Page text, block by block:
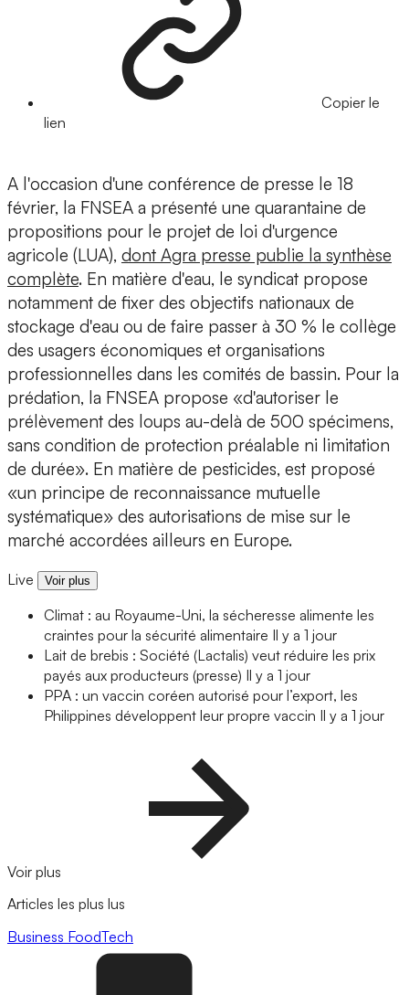
Copier le
lien
A l'occasion d'une conférence de presse le 18
février, la FNSEA a présenté une quarantaine de
propositions pour le projet de loi d'urgence
agricole (LUA), dont Agra presse publie la synthèse
complète. En matière d'eau, le syndicat propose
notamment de fixer des objectifs nationaux de
stockage d'eau ou de faire passer à 30 % le collège
des usagers économiques et organisations
professionnelles dans les comités de bassin. Pour la
prédation, la FNSEA propose «d'autoriser le
prélèvement des loups au-delà de 500 spécimens,
sans condition de protection préalable ni limitation
de durée». En matière de pesticides, est proposé
«un principe de reconnaissance mutuelle
systématique» des autorisations de mise sur le
marché accordées ailleurs en Europe.
Live Voir plus
Climat : au Royaume-Uni, la sécheresse alimente les
craintes pour la sécurité alimentaire Il y a 1 jour
Lait de brebis : Société (Lactalis) veut réduire les prix
payés aux producteurs (presse) Il y a 1 jour
PPA : un vaccin coréen autorisé pour l’export, les
Philippines développent leur propre vaccin Il y a 1 jour
Voir plus
Articles les plus lus
Business FoodTech